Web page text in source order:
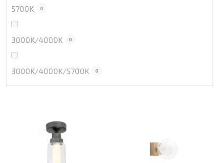
5700K 0
3000K/4000K 0
3000K/4000K/5700K 0